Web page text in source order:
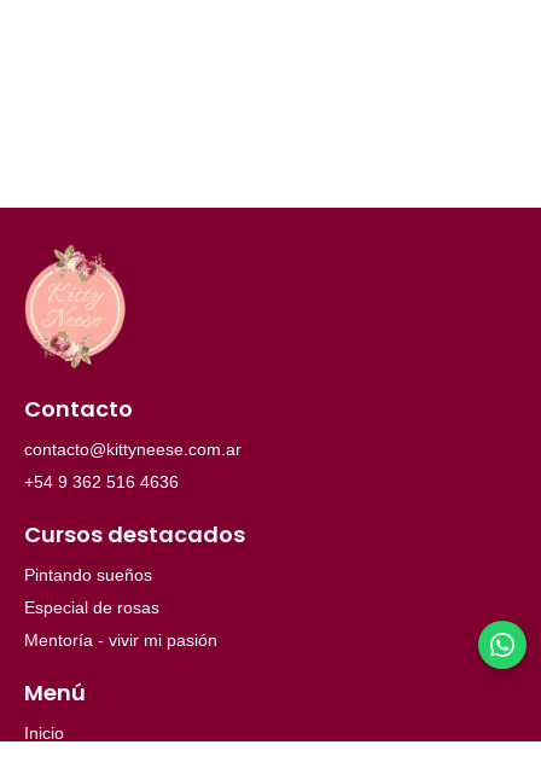
Contacto
contacto@kittyneese.com.ar
+54 9 362 516 4636
Cursos destacados
Pintando sueños
Especial de rosas
Mentoría - vivir mi pasión
Menú
Inicio